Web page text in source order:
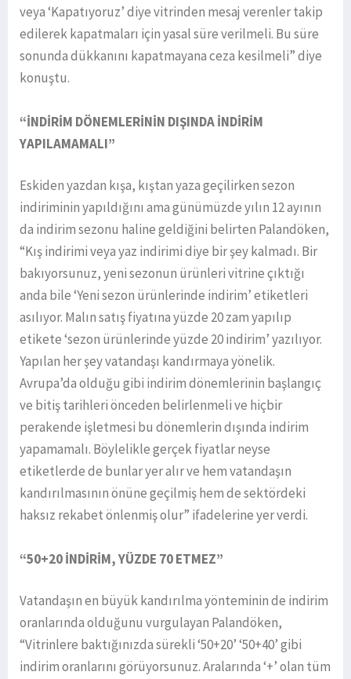
veya ‘Kapatıyoruz’ diye vitrinden mesaj verenler takip
edilerek kapatmaları için yasal süre verilmeli. Bu süre
sonunda dükkanını kapatmayana ceza kesilmeli” diye
konuştu.
“İNDİRİM DÖNEMLERİNİN DIŞINDA İNDİRİM
YAPILAMAMALI”
Eskiden yazdan kışa, kıştan yaza geçilirken sezon
indiriminin yapıldığını ama günümüzde yılın 12 ayının
da indirim sezonu haline geldiğini belirten Palandöken,
“Kış indirimi veya yaz indirimi diye bir şey kalmadı. Bir
bakıyorsunuz, yeni sezonun ürünleri vitrine çıktığı
anda bile ‘Yeni sezon ürünlerinde indirim’ etiketleri
asılıyor. Malın satış fiyatına yüzde 20 zam yapılıp
etikete ‘sezon ürünlerinde yüzde 20 indirim’ yazılıyor.
Yapılan her şey vatandaşı kandırmaya yönelik.
Avrupa’da olduğu gibi indirim dönemlerinin başlangıç
ve bitiş tarihleri önceden belirlenmeli ve hiçbir
perakende işletmesi bu dönemlerin dışında indirim
yapamamalı. Böylelikle gerçek fiyatlar neyse
etiketlerde de bunlar yer alır ve hem vatandaşın
kandırılmasının önüne geçilmiş hem de sektördeki
haksız rekabet önlenmiş olur” ifadelerine yer verdi.
“50+20 İNDİRİM, YÜZDE 70 ETMEZ”
Vatandaşın en büyük kandırılma yönteminin de indirim
oranlarında olduğunu vurgulayan Palandöken,
“Vitrinlere baktığınızda sürekli ‘50+20’ ‘50+40’ gibi
indirim oranlarını görüyorsunuz. Aralarında ‘+’ olan tüm